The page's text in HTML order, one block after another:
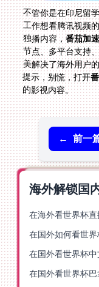
不管你是在印尼留
工作想看腾讯视频
独播内容，番茄加
提示，别慌，打开
的影视内容。
← 前一
海外解锁国